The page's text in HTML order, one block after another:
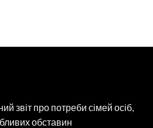
звіт про потреби сімей осіб,
обставин